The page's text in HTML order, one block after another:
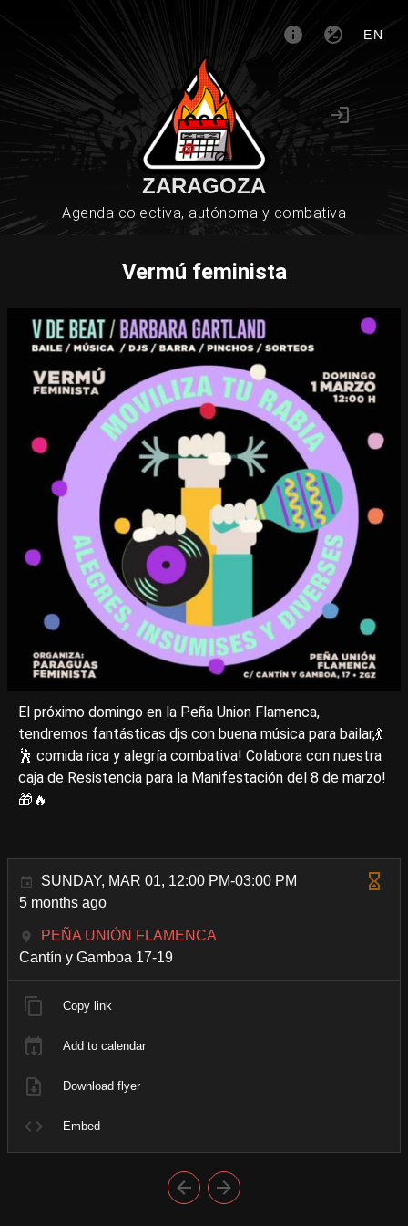
EN
ZARAGOZA
Agenda colectiva, autónoma y combativa
Vermú feminista
El próximo domingo en la Peña Union Flamenca,
tendremos fantásticas djs con buena música para bailar,💃
🕺 comida rica y alegría combativa! Colabora con nuestra
caja de Resistencia para la Manifestación del 8 de marzo!
🎁🔥
SUNDAY, MAR 01, 12:00 PM-03:00 PM
5 months ago
PEÑA UNIÓN FLAMENCA
Cantín y Gamboa 17-19
Copy link
Add to calendar
Download flyer
Embed